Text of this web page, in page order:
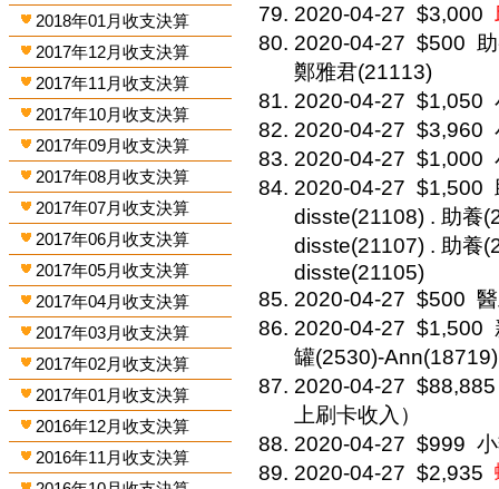
2018年01月收支決算
2017年12月收支決算
2017年11月收支決算
2017年10月收支決算
2017年09月收支決算
2017年08月收支決算
2017年07月收支決算
2017年06月收支決算
2017年05月收支決算
2017年04月收支決算
2017年03月收支決算
2017年02月收支決算
2017年01月收支決算
2016年12月收支決算
2016年11月收支決算
2020-04-27 $3,000
2020-04-27 $500
鄭雅君(21113)
2020-04-27 $1,050
2020-04-27 $3,960
2020-04-27 $1,000
2020-04-27 $1,500
disste(21108) . 助養
disste(21107) . 助養
disste(21105)
2020-04-27 $500
2020-04-27 $1,500
罐(2530)-
2020-04-27 $88,885
上刷卡收入）
2020-04-27 $999
2020-04-27 $2,935